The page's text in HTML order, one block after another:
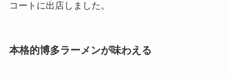
コートに出店しました。
本格的博多ラーメンが味わえる